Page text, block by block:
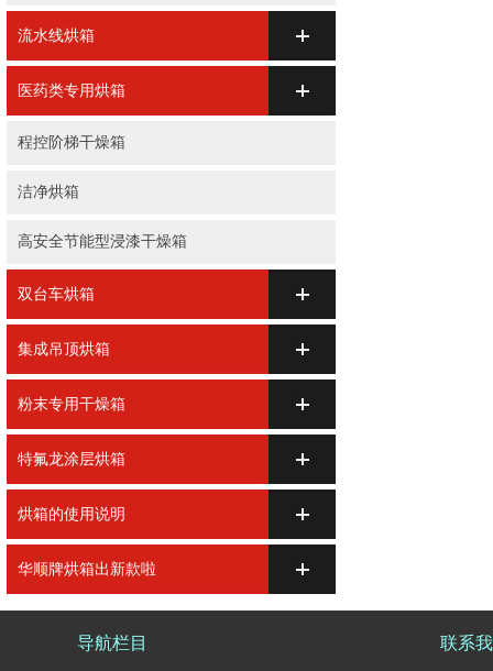
流水线烘箱
医药类专用烘箱
程控阶梯干燥箱
洁净烘箱
高安全节能型浸漆干燥箱
双台车烘箱
集成吊顶烘箱
粉末专用干燥箱
特氟龙涂层烘箱
烘箱的使用说明
华顺牌烘箱出新款啦
导航栏目 联系